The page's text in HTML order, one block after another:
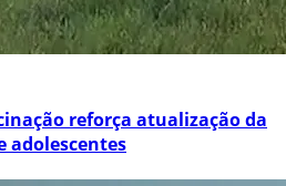
reforça atualização da
adolescentes